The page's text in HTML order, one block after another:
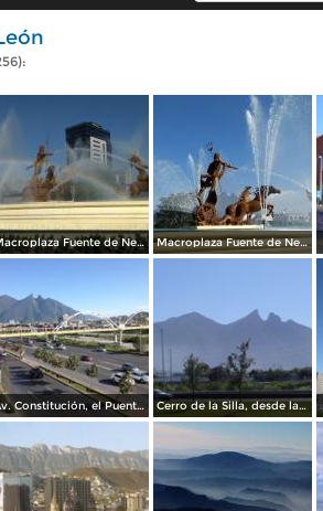
Macroplaza Fuente de Neptuno Macroplaza Fuente de Neptuno
Av. Constitución, el Puente del Papa y el cerro de La Silla. Diciembre/2016 Cerro de la Silla, desde la Clínica IMSS 23 Ginecología